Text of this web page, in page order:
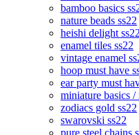
bamboo basics
nature beads ss22
heishi delight ss22
enamel tiles ss22
vintage enamel
hoop must have
ear party must
miniature basics /
zodiacs gold ss22
swarovski ss22
pure steel chains